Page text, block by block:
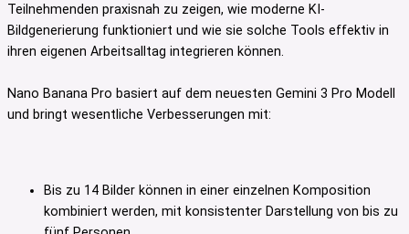
Teilnehmenden praxisnah zu zeigen, wie moderne KI-
Bildgenerierung funktioniert und wie sie solche Tools effektiv in
ihren eigenen Arbeitsalltag integrieren können.
Nano Banana Pro basiert auf dem neuesten Gemini 3 Pro Modell
und bringt wesentliche Verbesserungen mit:
Bis zu 14 Bilder können in einer einzelnen Komposition
kombiniert werden, mit konsistenter Darstellung von bis zu